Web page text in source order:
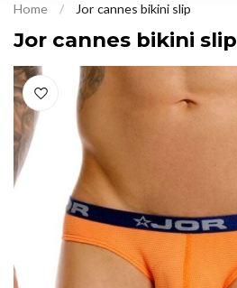
Home / Jor cannes bikini slip
Jor cannes bikini slip